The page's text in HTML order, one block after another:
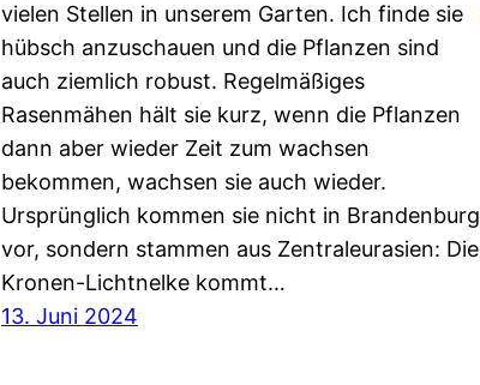
vielen Stellen in unserem Garten. Ich finde sie
hübsch anzuschauen und die Pflanzen sind
auch ziemlich robust. Regelmäßiges
Rasenmähen hält sie kurz, wenn die Pflanzen
dann aber wieder Zeit zum wachsen
bekommen, wachsen sie auch wieder.
Ursprünglich kommen sie nicht in Brandenburg
vor, sondern stammen aus Zentraleurasien: Die
Kronen-Lichtnelke kommt…
13. Juni 2024